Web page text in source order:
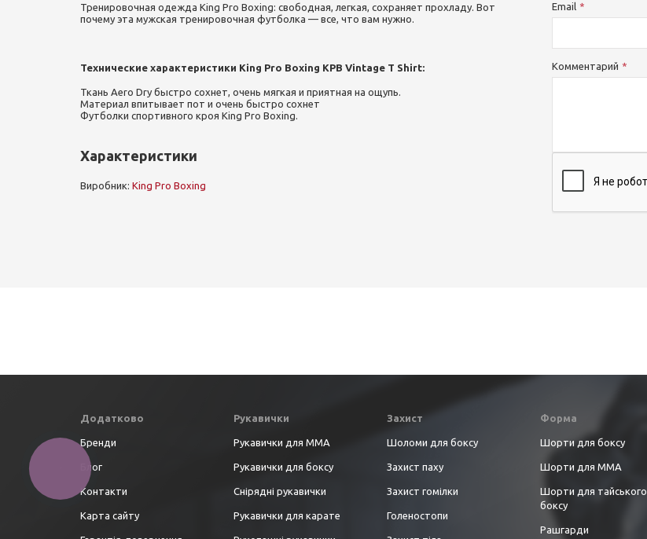
Тренировочная одежда King Pro Boxing: свободная, легкая, сохраняет прохладу. Вот
почему эта мужская тренировочная футболка — все, что вам нужно.
Технические характеристики King Pro Boxing KPB Vintage T Shirt:
Ткань Aero Dry быстро сохнет, очень мягкая и приятная на ощупь.
Материал впитывает пот и очень быстро сохнет
Футболки спортивного кроя King Pro Boxing.
Характеристики
Виробник: King Pro Boxing
Email
Комментарий
Додатково
Бренди
Блог
Контакти
Карта сайту
Рукавички
Рукавички для ММА
Рукавички для боксу
Снірядні рукавички
Рукавички для карате
Захист
Шоломи для боксу
Захист паху
Захист гомілки
Голеностопи
Форма
Шорти для боксу
Шорти для ММА
Шорти для тайського
боксу
Рашгарди